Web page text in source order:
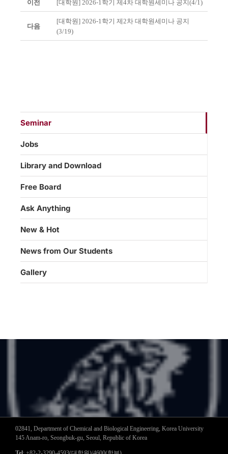
이전 [대학원] 2026-1학기 제4차 대학원세미나 공지(4/1)
다음
[대학원] 2026-1학기 제2차 대학원세미나 공지
(3/19)
Seminar
Jobs
Library and Download
Free Board
Ask Anything
New & Hot
News from Our Students
Gallery
02841, Department of Chemical and Biological Engineering, Korea University
145 Anam-ro, Seongbuk-gu, Seoul, Republic of Korea